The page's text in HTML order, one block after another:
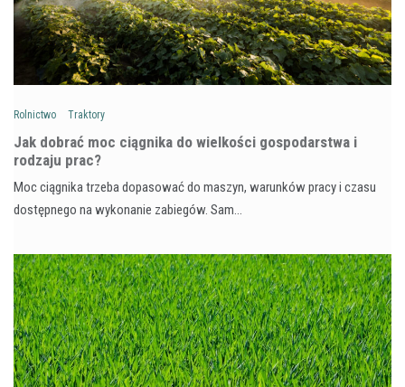
Rolnictwo Traktory
Jak dobrać moc ciągnika do wielkości gospodarstwa i
rodzaju prac?
Moc ciągnika trzeba dopasować do maszyn, warunków pracy i czasu
dostępnego na wykonanie zabiegów. Sam…